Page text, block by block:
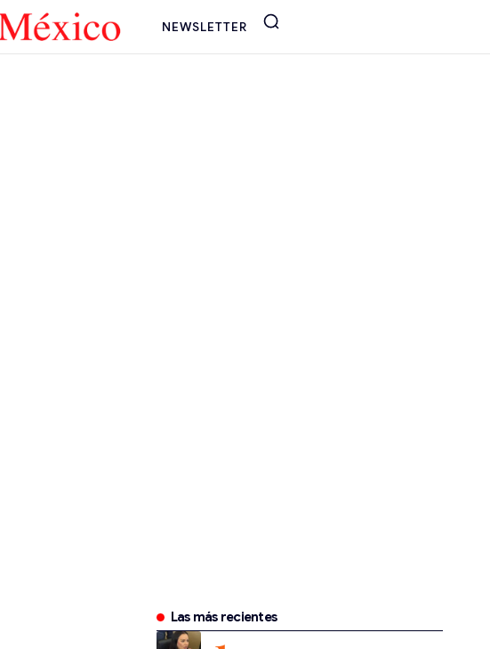
NEWSLETTER
Las más recientes